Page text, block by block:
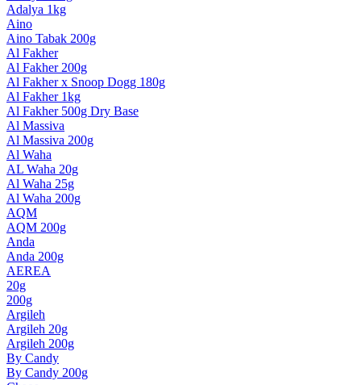
Adalya 1kg
Aino
Aino Tabak 200g
Al Fakher
Al Fakher 200g
Al Fakher x Snoop Dogg 180g
Al Fakher 1kg
Al Fakher 500g Dry Base
Al Massiva
Al Massiva 200g
Al Waha
AL Waha 20g
Al Waha 25g
Al Waha 200g
AQM
AQM 200g
Anda
Anda 200g
AEREA
20g
200g
Argileh
Argileh 20g
Argileh 200g
By Candy
By Candy 200g